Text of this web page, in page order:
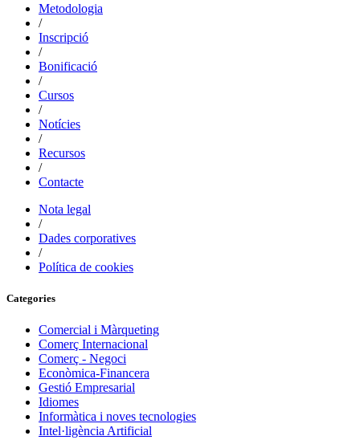
Metodologia
/
Inscripció
/
Bonificació
/
Cursos
/
Notícies
/
Recursos
/
Contacte
Nota legal
/
Dades corporatives
/
Política de cookies
Categories
Comercial i Màrqueting
Comerç Internacional
Comerç - Negoci
Econòmica-Financera
Gestió Empresarial
Idiomes
Informàtica i noves tecnologies
Intel·ligència Artificial